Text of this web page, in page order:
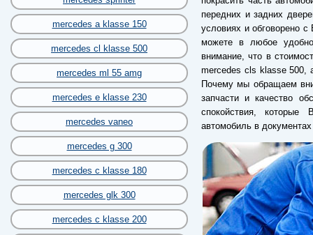
mercedes a klasse 150
mercedes cl klasse 500
mercedes ml 55 amg
mercedes e klasse 230
mercedes vaneo
mercedes g 300
mercedes c klasse 180
mercedes glk 300
mercedes c klasse 200
передних и задних
условиях и обговорено
можете в любое
внимание, что в
mercedes cls klasse 500,
Почему мы обращаем
запчасти и качество
спокойствия,
автомобиль в